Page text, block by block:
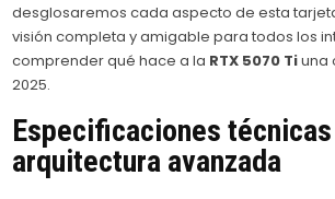
desglosaremos cada aspecto de esta
visión completa y amigable para todos los
comprender qué hace a la RTX 5070 Tiuna
2025.
Especificaciones
arquitectura avanzada